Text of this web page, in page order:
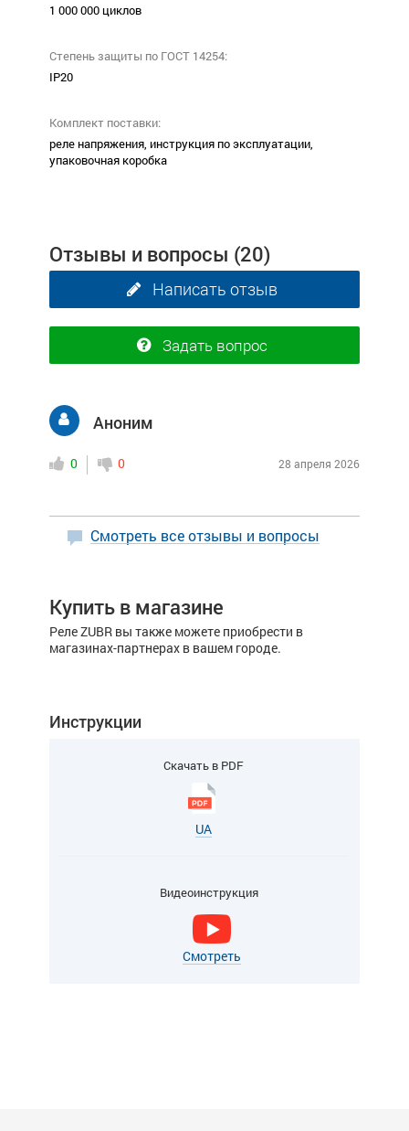
1 000 000 циклов
Степень защиты по ГОСТ 14254:
IP20
Комплект поставки:
реле напряжения, инструкция по эксплуатации,
упаковочная коробка
Отзывы и вопросы (20)
Написать отзыв
Задать вопрос
Аноним
0 0 28 апреля 2026
Смотреть все отзывы и вопросы
Купить в магазине
Реле ZUBR вы также можете приобрести в
магазинах-партнерах в вашем городе.
Инструкции
Скачать в PDF
UA
Видеоинструкция
Смотреть